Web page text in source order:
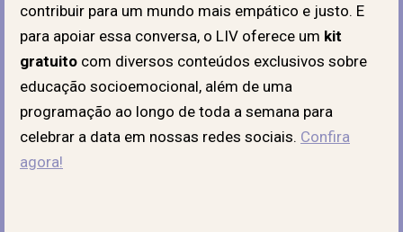
contribuir para um mundo mais empático e justo. E
para apoiar essa conversa, o LIV oferece um kit
gratuito com diversos conteúdos exclusivos sobre
educação socioemocional, além de uma
programação ao longo de toda a semana para
celebrar a data em nossas redes sociais. Confira
agora!